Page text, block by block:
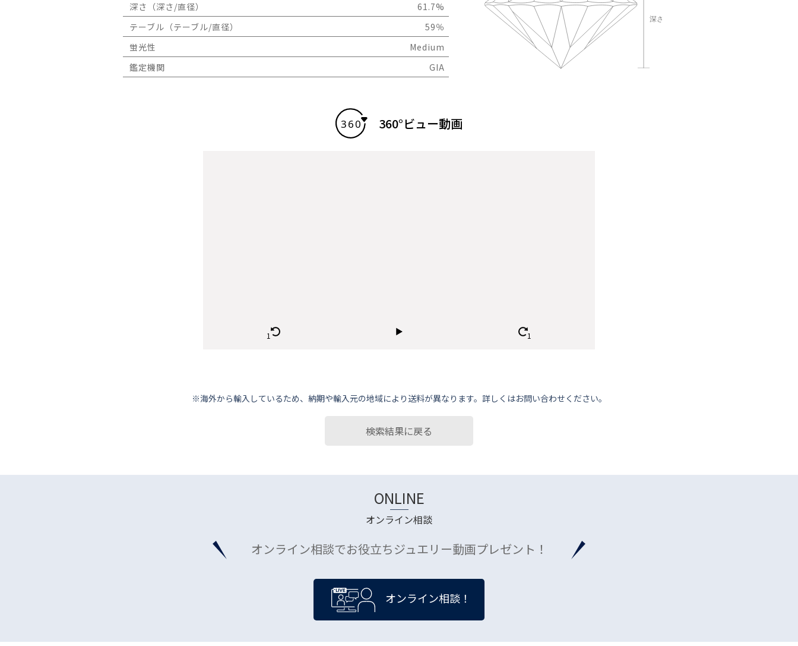
深さ（深さ/直径）
61.7%
テーブル（テーブル/直径）
59％
蛍光性
Medium
鑑定機関
GIA
360°ビュー動画
※海外から輸⼊しているため、納期や輸⼊元の地域により送料が異なります。詳しくはお問い合わせください。
検索結果に戻る
ONLINE
オンライン相談
オンライン相談でお役立ちジュエリー動画プレゼント！
オンライン相談！